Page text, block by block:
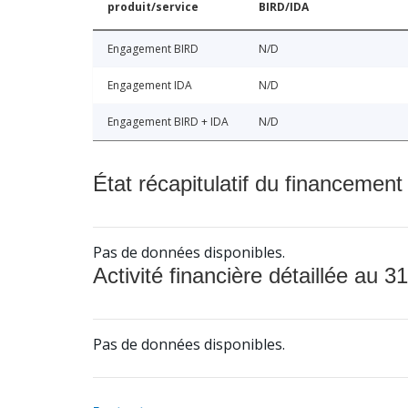
produit/service BIRD/IDA
Engagement BIRD N/D
Engagement IDA N/D
Engagement BIRD + IDA N/D
État récapitulatif du
Pas de données disponibles.
Activité financière détaillée au
Pas de données disponibles.